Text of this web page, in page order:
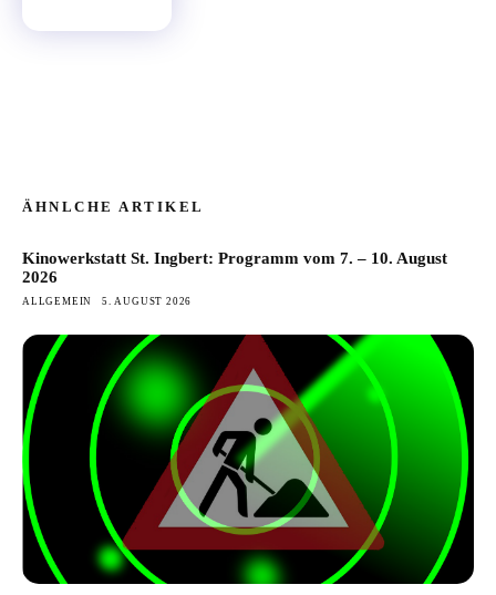
ÄHNLCHE ARTIKEL
Kinowerkstatt St. Ingbert: Programm vom 7. – 10. August
2026
ALLGEMEIN 5. AUGUST 2026